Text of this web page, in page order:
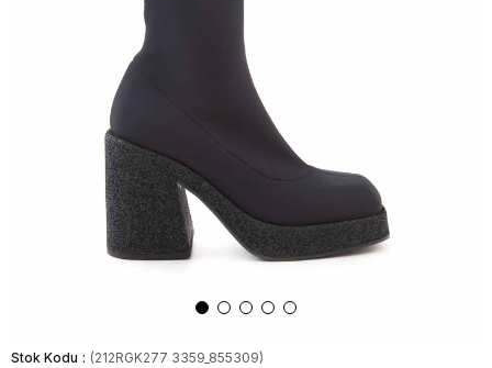
Stok Kodu (212RGK277 3359_855309)